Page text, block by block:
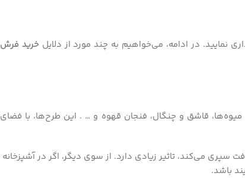
نمایید. در ادامه، می‌خواهیم به چند مورد از دلایل خرید فرش
میوه‌ها، قاشق و چنگال، فنجان قهوه و … . این طرح‌ها، با فضای
سپری می‌کند، تاثیر زیادی دارد. از سوی دیگر، اگر در آشپزخانه
باشد.